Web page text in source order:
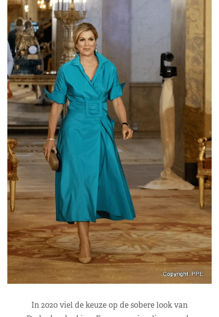
In 2020 viel de keuze op de sobere look van